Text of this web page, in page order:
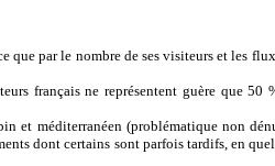
par le nombre de ses visiteurs et les
français ne représentent guère que 50
méditerranéen (problématique non
dont certains sont parfois tardifs, en